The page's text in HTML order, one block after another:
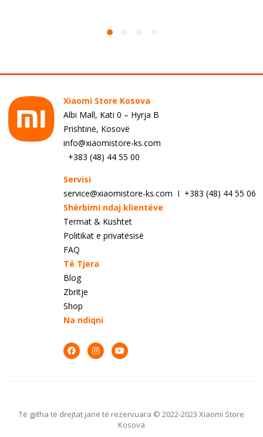
Xiaomi Store Kosova
Albi Mall, Kati 0 – Hyrja B
Prishtinë, Kosovë
info@xiaomistore-ks.com
+383 (48) 44 55 00
Servisi
service@xiaomistore-ks.com I +383 (48) 44 55 06
Shërbimi ndaj klientëve
Termat & Kushtet
Politikat e privatësisë
FAQ
Të Tjera
Blog
Zbritje
Shop
Na ndiqni
Të gjitha të drejtat janë të rezervuara © 2022-2023 Xiaomi Store
Kosova